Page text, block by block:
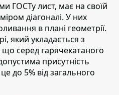
ГОСТу лист, має на своїй
діагоналі. У них
в плані геометрії.
який укладається з
серед гарячекатаного
присутність
до 5% від загального